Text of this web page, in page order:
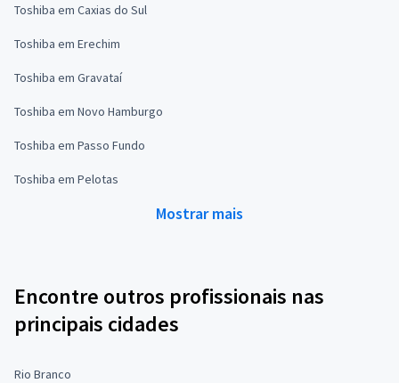
Toshiba em Caxias do Sul
Toshiba em Erechim
Toshiba em Gravataí
Toshiba em Novo Hamburgo
Toshiba em Passo Fundo
Toshiba em Pelotas
Mostrar mais
Encontre outros profissionais nas
principais cidades
Rio Branco